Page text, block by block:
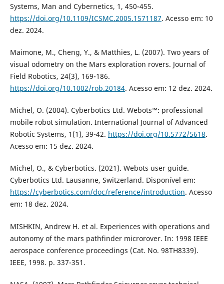
Systems, Man and Cybernetics, 1, 450-455.
https://doi.org/10.1109/ICSMC.2005.1571187. Acesso em: 10
dez. 2024.
Maimone, M., Cheng, Y., & Matthies, L. (2007). Two years of
visual odometry on the Mars exploration rovers. Journal of
Field Robotics, 24(3), 169-186.
https://doi.org/10.1002/rob.20184. Acesso em: 12 dez. 2024.
Michel, O. (2004). Cyberbotics Ltd. Webots™: professional
mobile robot simulation. International Journal of Advanced
Robotic Systems, 1(1), 39-42. https://doi.org/10.5772/5618.
Acesso em: 15 dez. 2024.
Michel, O., & Cyberbotics. (2021). Webots user guide.
Cyberbotics Ltd. Lausanne, Switzerland. Disponível em:
https://cyberbotics.com/doc/reference/introduction. Acesso
em: 18 dez. 2024.
MISHKIN, Andrew H. et al. Experiences with operations and
autonomy of the mars pathfinder microrover. In: 1998 IEEE
aerospace conference proceedings (Cat. No. 98TH8339).
IEEE, 1998. p. 337-351.